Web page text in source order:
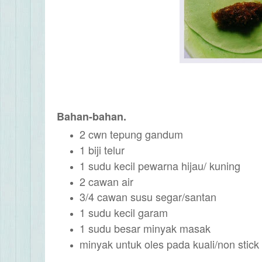
Bahan-bahan.
2 cwn tepung gandum
1 biji telur
1 sudu kecil pewarna hijau/ kuning
2 cawan air
3/4 cawan susu segar/santan
1 sudu kecil garam
1 sudu besar minyak masak
minyak untuk oles pada kuali/non stick